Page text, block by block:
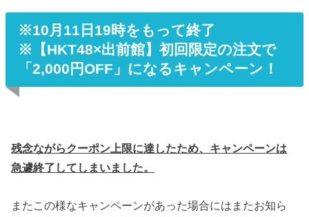
※10月11日19時をもって終了
※【HKT48×出前館】初回限定の注文で
「2,000円OFF」になるキャンペーン！
残念ながらクーポン上限に達したため、キャンペーンは
急遽終了してしまいました。
またこの様なキャンペーンがあった場合にはまたお知ら